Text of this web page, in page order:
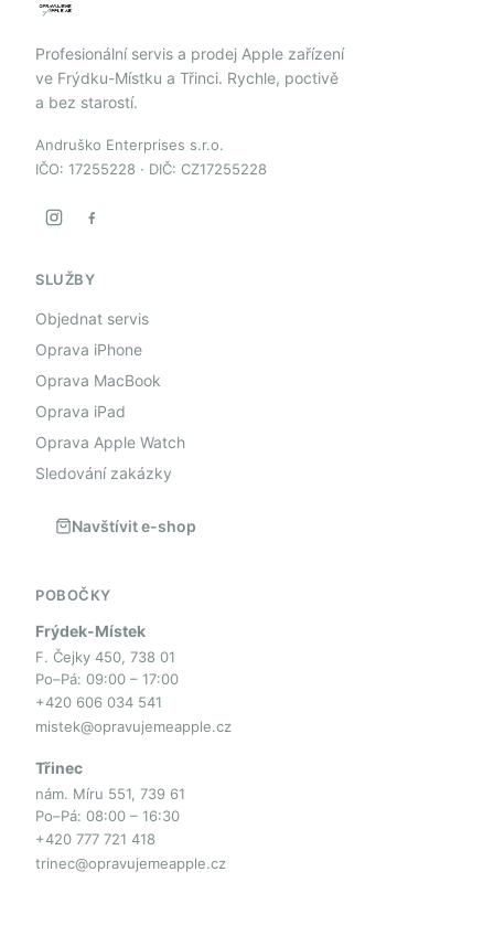
Profesionální servis a prodej Apple zařízení
ve Frýdku-Místku a Třinci. Rychle, poctivě
a bez starostí.
Andruško Enterprises s.r.o.
IČO: 17255228 · DIČ: CZ17255228
SLUŽBY
Objednat servis
Oprava iPhone
Oprava MacBook
Oprava iPad
Oprava Apple Watch
Sledování zakázky
Navštívit e-shop
POBOČKY
Frýdek-Místek
F. Čejky 450, 738 01
Po–Pá: 09:00 – 17:00
+420 606 034 541
mistek@opravujemeapple.cz
Třinec
nám. Míru 551, 739 61
Po–Pá: 08:00 – 16:30
+420 777 721 418
trinec@opravujemeapple.cz